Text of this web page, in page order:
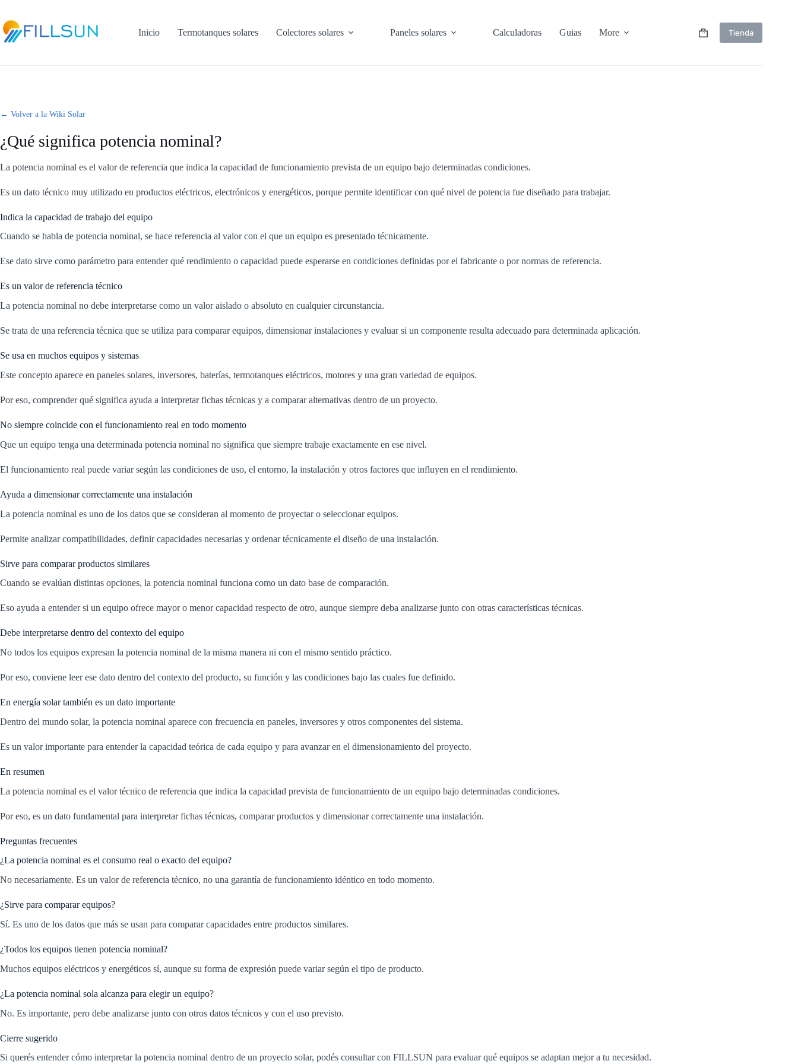
content
Inicio Termotanques solares Colectores solares Paneles solares Calculadoras Guias More
ShoppingTienda
← Volver a la Wiki Solar
¿Qué significa potencia nominal?
La potencia nominal es el valor de referencia que indica la capacidad de funcionamiento prevista de un equipo bajo determinadas condiciones.
Es un dato técnico muy utilizado en productos eléctricos, electrónicos y energéticos, porque permite identificar con qué nivel de potencia fue diseñado para trabajar.
Indica la capacidad de trabajo del equipo
Cuando se habla de potencia nominal, se hace referencia al valor con el que un equipo es presentado técnicamente.
Ese dato sirve como parámetro para entender qué rendimiento o capacidad puede esperarse en condiciones definidas por el fabricante o por normas de referencia.
Es un valor de referencia técnico
La potencia nominal no debe interpretarse como un valor aislado o absoluto en cualquier circunstancia.
Se trata de una referencia técnica que se utiliza para comparar equipos, dimensionar instalaciones y evaluar si un componente resulta adecuado para determinada aplicación.
Se usa en muchos equipos y sistemas
Este concepto aparece en paneles solares, inversores, baterías, termotanques eléctricos, motores y una gran variedad de equipos.
Por eso, comprender qué significa ayuda a interpretar fichas técnicas y a comparar alternativas dentro de un proyecto.
No siempre coincide con el funcionamiento real en todo momento
Que un equipo tenga una determinada potencia nominal no significa que siempre trabaje exactamente en ese nivel.
El funcionamiento real puede variar según las condiciones de uso, el entorno, la instalación y otros factores que influyen en el rendimiento.
Ayuda a dimensionar correctamente una instalación
La potencia nominal es uno de los datos que se consideran al momento de proyectar o seleccionar equipos.
Permite analizar compatibilidades, definir capacidades necesarias y ordenar técnicamente el diseño de una instalación.
Sirve para comparar productos similares
Cuando se evalúan distintas opciones, la potencia nominal funciona como un dato base de comparación.
Eso ayuda a entender si un equipo ofrece mayor o menor capacidad respecto de otro, aunque siempre deba analizarse junto con otras características técnicas.
Debe interpretarse dentro del contexto del equipo
No todos los equipos expresan la potencia nominal de la misma manera ni con el mismo sentido práctico.
Por eso, conviene leer ese dato dentro del contexto del producto, su función y las condiciones bajo las cuales fue definido.
En energía solar también es un dato importante
Dentro del mundo solar, la potencia nominal aparece con frecuencia en paneles, inversores y otros componentes del sistema.
Es un valor importante para entender la capacidad teórica de cada equipo y para avanzar en el dimensionamiento del proyecto.
En resumen
La potencia nominal es el valor técnico de referencia que indica la capacidad prevista de funcionamiento de un equipo bajo determinadas condiciones.
Por eso, es un dato fundamental para interpretar fichas técnicas, comparar productos y dimensionar correctamente una instalación.
Preguntas frecuentes
¿La potencia nominal es el consumo real o exacto del equipo?
No necesariamente. Es un valor de referencia técnico, no una garantía de funcionamiento idéntico en todo momento.
¿Sirve para comparar equipos?
Sí. Es uno de los datos que más se usan para comparar capacidades entre productos similares.
¿Todos los equipos tienen potencia nominal?
Muchos equipos eléctricos y energéticos sí, aunque su forma de expresión puede variar según el tipo de producto.
¿La potencia nominal sola alcanza para elegir un equipo?
No. Es importante, pero debe analizarse junto con otros datos técnicos y con el uso previsto.
Cierre sugerido
Si querés entender cómo interpretar la potencia nominal dentro de un proyecto solar, podés consultar con FILLSUN para evaluar qué equipos se adaptan mejor a tu necesidad.